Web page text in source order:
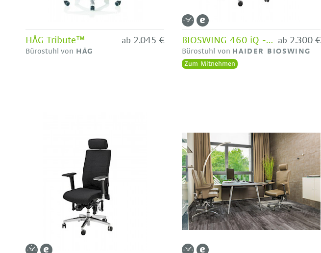
HÅG Tribute™
Bürostuhl von HÅG
ab 2.045 € BIOSWING 460 iQ - Bestseller HAIDER BIOSWING
Bürostuhl von HAIDER BIOSWING
ab 2.300 €
Zum Mitnehmen